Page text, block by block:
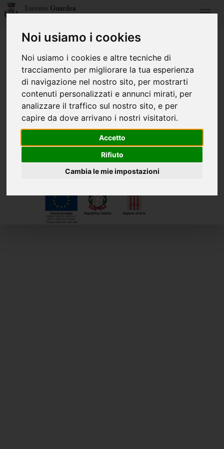
Noi usiamo i cookies
Noi usiamo i cookies e altre tecniche di
tracciamento per migliorare la tua esperienza
di navigazione nel nostro sito, per mostrarti
contenuti personalizzati e annunci mirati, per
analizzare il traffico sul nostro sito, e per
capire da dove arrivano i nostri visitatori.
Accetto
Rifiuto
Cambia le mie impostazioni
Home Credits
CREDITS
Il progetto grafico e lo sviluppato del sito è stato curato dalla:
Dream Factory design
Tel. 0744.220853
Fax 0744.226027
www.dreamfactorydesign.it
info@dreamfactorydesign.it